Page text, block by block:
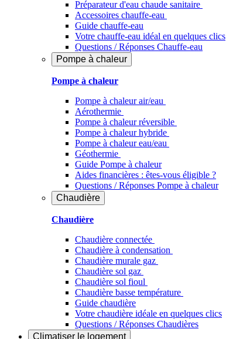
Préparateur d'eau chaude sanitaire
Accessoires chauffe-eau
Guide chauffe-eau
Votre chauffe-eau idéal en quelques clics
Questions / Réponses Chauffe-eau
Pompe à chaleur
Pompe à chaleur
Pompe à chaleur air/eau
Aérothermie
Pompe à chaleur réversible
Pompe à chaleur hybride
Pompe à chaleur​ eau/eau
Géothermie
Guide Pompe à chaleur
Aides financières : êtes-vous éligible ?
Questions / Réponses Pompe à chaleur
Chaudière
Chaudière
Chaudière connectée
Chaudière à condensation
Chaudière murale gaz
Chaudière sol gaz
Chaudière sol fioul
Chaudière basse température
Guide chaudière
Votre chaudière idéale en quelques clics
Questions / Réponses Chaudières
Climatiser le logement